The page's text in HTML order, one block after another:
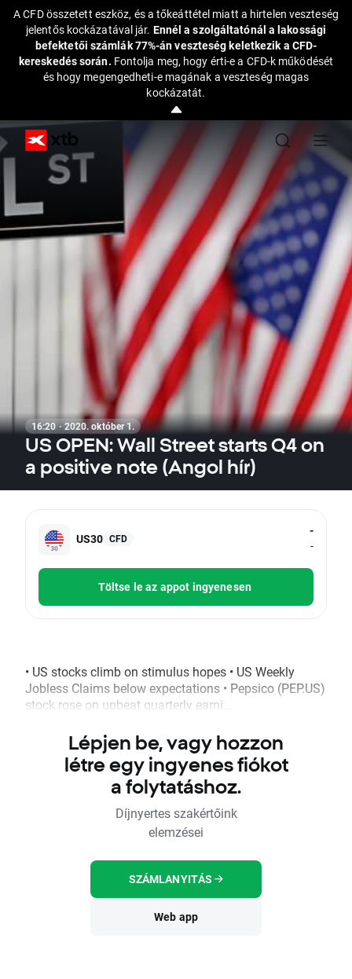
A CFD összetett eszköz, és a tőkeáttétel miatt a hirtelen veszteség
jelentős kockázatával jár. Ennél a szolgáltatónál a lakossági
befektetői számlák 77%-án veszteség keletkezik a CFD-
kereskedés során. Fontolja meg, hogy érti-e a CFD-k működését
és hogy megengedheti-e magának a veszteség magas
kockázatát.
16:20 · 2020. október 1.
US OPEN: Wall Street starts Q4 on
a positive note (Angol hír)
US30 CFD
-
-
Töltse le az appot ingyenesen
• US stocks climb on stimulus hopes • US Weekly
Jobless Claims below expectations • Pepsico (PEP.US)
stock rose on upbeat quarterly earni...
Lépjen be, vagy hozzon
létre egy ingyenes fiókot
a folytatáshoz.
Díjnyertes szakértőink
elemzései
SZÁMLANYITÁS
Web app